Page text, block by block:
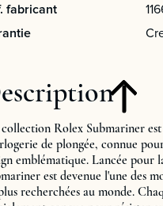
fabricant
Rolex Submariner
de plongée, connue
emblématique. Lancée pour
est devenue l'une des
recherchées au monde.